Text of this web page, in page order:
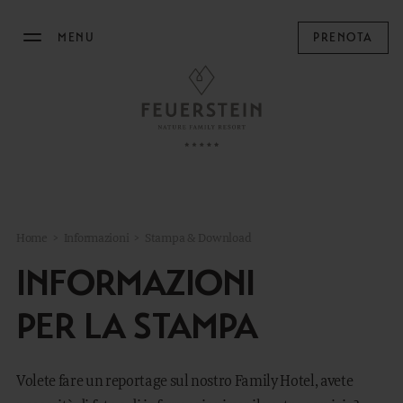
MENU PRENOTA
ARTE CULINARIA
MANEGGIO
OUTDOOR
Home Informazioni Stampa & Download
INFORMAZIONI
PER LA STAMPA
Volete fare un reportage sul nostro Family Hotel, avete